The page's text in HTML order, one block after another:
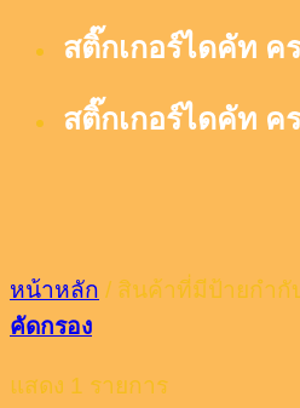
สติ๊กเกอร์ไดคัท ค
สติ๊กเกอร์ไดคัท ค
หน้าหลัก / สินค้าที่มีป้ายกำกั
คัดกรอง
แสดง 1 รายการ